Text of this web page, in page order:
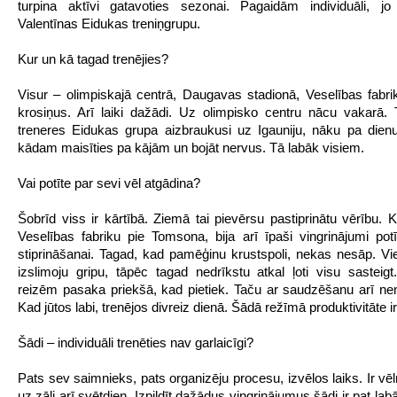
turpina aktīvi gatavoties sezonai. Pagaidām individuāli,
Valentīnas Eidukas treniņgrupu.
Kur un kā tagad trenējies?
Visur – olimpiskajā centrā, Daugavas stadionā, Veselības
krosiņus. Arī laiki dažādi. Uz olimpisko centru nācu vakarā.
treneres Eidukas grupa aizbraukusi uz Igauniju, nāku pa
kādam maisīties pa kājām un bojāt nervus. Tā labāk visiem.
Vai potīte par sevi vēl atgādina?
Šobrīd viss ir kārtībā. Ziemā tai pievērsu pastiprinātu vērību.
Veselības fabriku pie Tomsona, bija arī īpaši vingrinājumi
stiprināšanai. Tagad, kad pamēģinu krustspoli, nekas nesāp.
izslimoju gripu, tāpēc tagad nedrīkstu atkal ļoti visu
reizēm pasaka priekšā, kad pietiek. Taču ar saudzēšanu arī
Kad jūtos labi, trenējos divreiz dienā. Šādā režīmā produktivitāte
Šādi – individuāli trenēties nav garlaicīgi?
Pats sev saimnieks, pats organizēju procesu, izvēlos laiks. Ir